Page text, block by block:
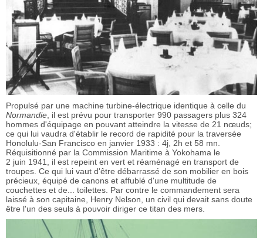
Propulsé par une machine turbine-électrique identique à celle du
Normandie , il est prévu pour transporter 990 passagers plus 324
hommes d'équipage en pouvant atteindre la vitesse de 21 nœuds;
ce qui lui vaudra d'établir le record de rapidité pour la traversée
Honolulu-San Francisco en janvier 1933 : 4j, 2h et 58 mn.
Réquisitionné par la Commission Maritime à Yokohama le
2 juin 1941, il est repeint en vert et réaménagé en transport de
troupes. Ce qui lui vaut d'être débarrassé de son mobilier en bois
précieux, équipé de canons et affublé d'une multitude de
couchettes et de... toilettes. Par contre le commandement sera
laissé à son capitaine, Henry Nelson, un civil qui devait sans doute
être l'un des seuls à pouvoir diriger ce titan des mers.